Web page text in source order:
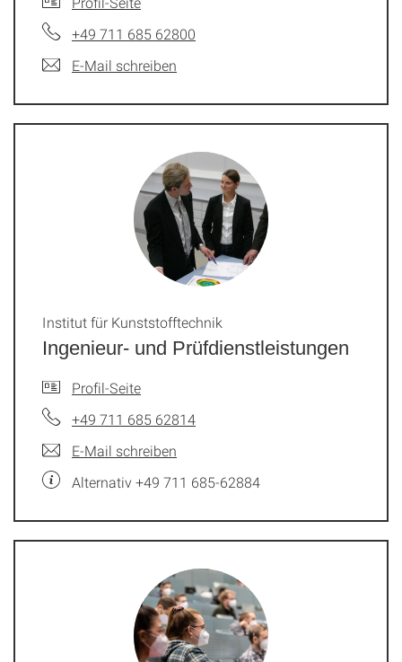
+49 711 685 62800
E-Mail schreiben
Ingenieur- und Prüfdienstleistungen
Institut für Kunststofftechnik
Profil-Seite
+49 711 685 62814
E-Mail schreiben
Alternativ +49 711 685-62884